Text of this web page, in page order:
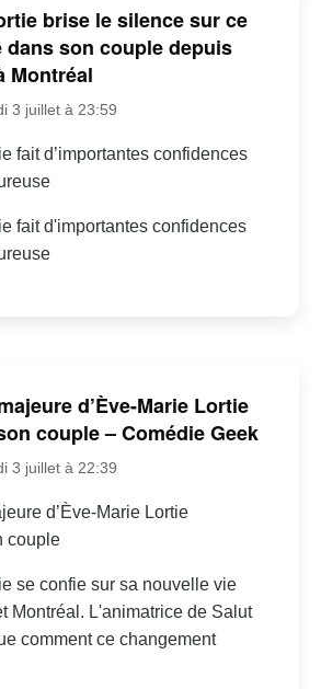
brise le silence sur ce
dans son couple depuis
Montréal
3 juillet à 23:59
fait d’importantes confidences
fait d'importantes confidences
d’Ève-Marie Lortie
couple – Comédie Geek
3 juillet à 22:39
d’Ève-Marie Lortie
couple
se confie sur sa nouvelle vie
Montréal. L'animatrice de Salut
comment ce changement